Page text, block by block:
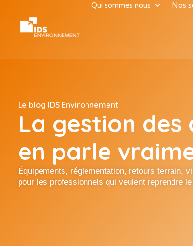
Qui sommes nous Nos
Le blog IDS Environnement
La gestion des
en parle
Équipements, réglementation, retours terrain,
pour les professionnels qui veulent reprendre